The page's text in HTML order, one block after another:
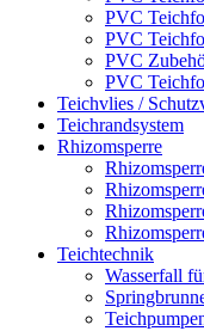
PVC
PVC
PVC
PVC
Teichvlies /
Teichrandsystem
Rhizomsperre
Teichtechnik
Wasserfall